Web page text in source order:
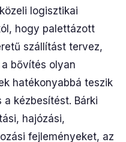
logisztikai
hogy palettázott
szállítást tervez,
bővítés olyan
hatékonyabbá teszik
kézbesítést. Bárki
hajózási,
fejleményeket, az